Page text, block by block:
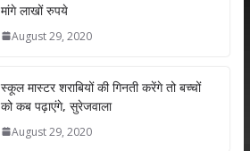
dI
n
मांगे लाखों रुपये
August 29, 2020
स्कूल मास्टर शराबियों की गिनती करेंगे तो बच्चों
को कब पढ़ाएंगे, सुरेजवाला
August 29, 2020